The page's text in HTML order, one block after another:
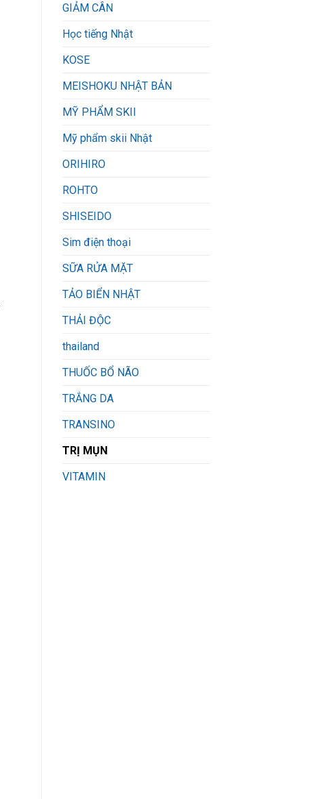
GIẢM CÂN
Học tiếng Nhật
KOSE
MEISHOKU NHẬT BẢN
MỸ PHẨM SKII
Mỹ phẩm skii Nhật
ORIHIRO
ROHTO
SHISEIDO
Sim điện thoại
SỮA RỬA MẶT
TẢO BIỂN NHẬT
THẢI ĐỘC
thailand
THUỐC BỔ NÃO
TRẮNG DA
TRANSINO
TRỊ MỤN
VITAMIN